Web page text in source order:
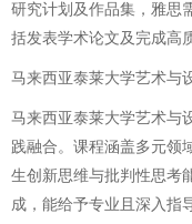
研究计划及作品集，雅思
括发表学术论文及完成高
马来西亚泰莱大学艺术与
马来西亚泰莱大学艺术与
践融合。课程涵盖多元领
生创新思维与批判性思考
成，能给予专业且深入指